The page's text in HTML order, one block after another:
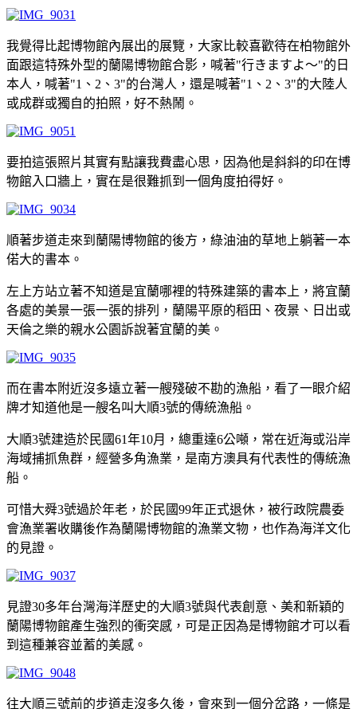
我覺得比起博物館內展出的展覽，大家比較喜歡待在柏物館外
面跟這特殊外型的蘭陽博物館合影，喊著"行きますよ～"的日
本人，喊著"1、2、3"的台灣人，還是喊著"1、2、3"的大陸人
或成群或獨自的拍照，好不熱鬧。
要拍這張照片其實有點讓我費盡心思，因為他是斜斜的印在博
物館入口牆上，實在是很難抓到一個角度拍得好。
順著步道走來到蘭陽博物館的後方，綠油油的草地上躺著一本
偌大的書本。
左上方站立著不知道是宜蘭哪裡的特殊建築的書本上，將宜蘭
各處的美景一張一張的排列，蘭陽平原的稻田、夜景、日出或
天倫之樂的親水公園訴說著宜蘭的美。
而在書本附近沒多遠立著一艘殘破不勘的漁船，看了一眼介紹
牌才知道他是一艘名叫大順3號的傳統漁船。
大順3號建造於民國61年10月，總重達6公噸，常在近海或沿岸
海域捕抓魚群，經營多角漁業，是南方澳具有代表性的傳統漁
船。
可惜大舜3號過於年老，於民國99年正式退休，被行政院農委
會漁業署收購後作為蘭陽博物館的漁業文物，也作為海洋文化
的見證。
見證30多年台灣海洋歷史的大順3號與代表創意、美和新穎的
蘭陽博物館產生強烈的衝突感，可是正因為是博物館才可以看
到這種兼容並蓄的美感。
往大順三號前的步道走沒多久後，會來到一個分岔路，一條是